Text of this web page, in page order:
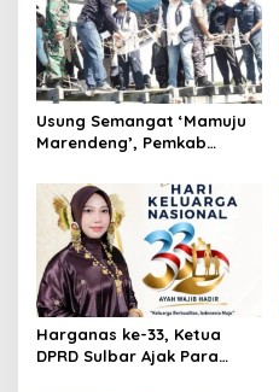
i
g
a
t
i
o
n
Usung Semangat ‘Mamuju
Marendeng’, Pemkab
Laut Lewat 213 Fragmen
Karang
Harganas ke-33, Ketua
DPRD Sulbar Ajak Para